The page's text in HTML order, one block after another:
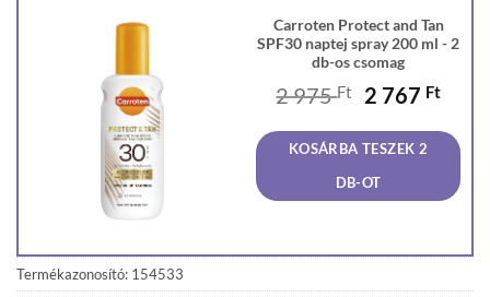
Carroten Protect and Tan
SPF30 naptej spray 200 ml - 2
db-os csomag
2 975Ft
Original
was:
2
975 Ft.
2 767 Ft
is:
767
KOSÁRBA TESZEK 2
DB-OT
Termékazonosító: 154533